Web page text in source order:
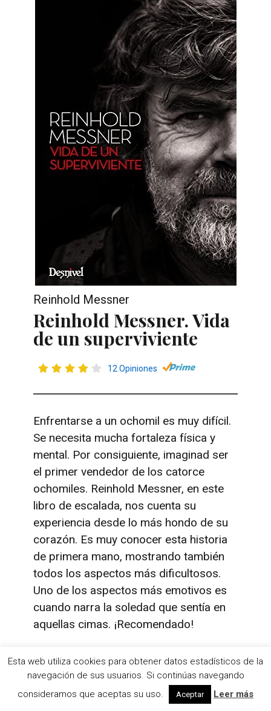
Reinhold Messner
Reinhold Messner. Vida
de un superviviente
12 Opiniones
Enfrentarse a un ochomil es muy difícil.
Se necesita mucha fortaleza física y
mental. Por consiguiente, imaginad ser
el primer vendedor de los catorce
ochomiles. Reinhold Messner, en este
libro de escalada, nos cuenta su
experiencia desde lo más hondo de su
corazón. Es muy conocer esta historia
de primera mano, mostrando también
todos los aspectos más dificultosos.
Uno de los aspectos más emotivos es
cuando narra la soledad que sentía en
aquellas cimas. ¡Recomendado!
LEER FRAGMENTO
VER OPINIONES EN AMAZON
Esta web utiliza cookies para obtener datos estadísticos de la
navegación de sus usuarios. Si continúas navegando
consideramos que aceptas su uso.
Aceptar Leer más